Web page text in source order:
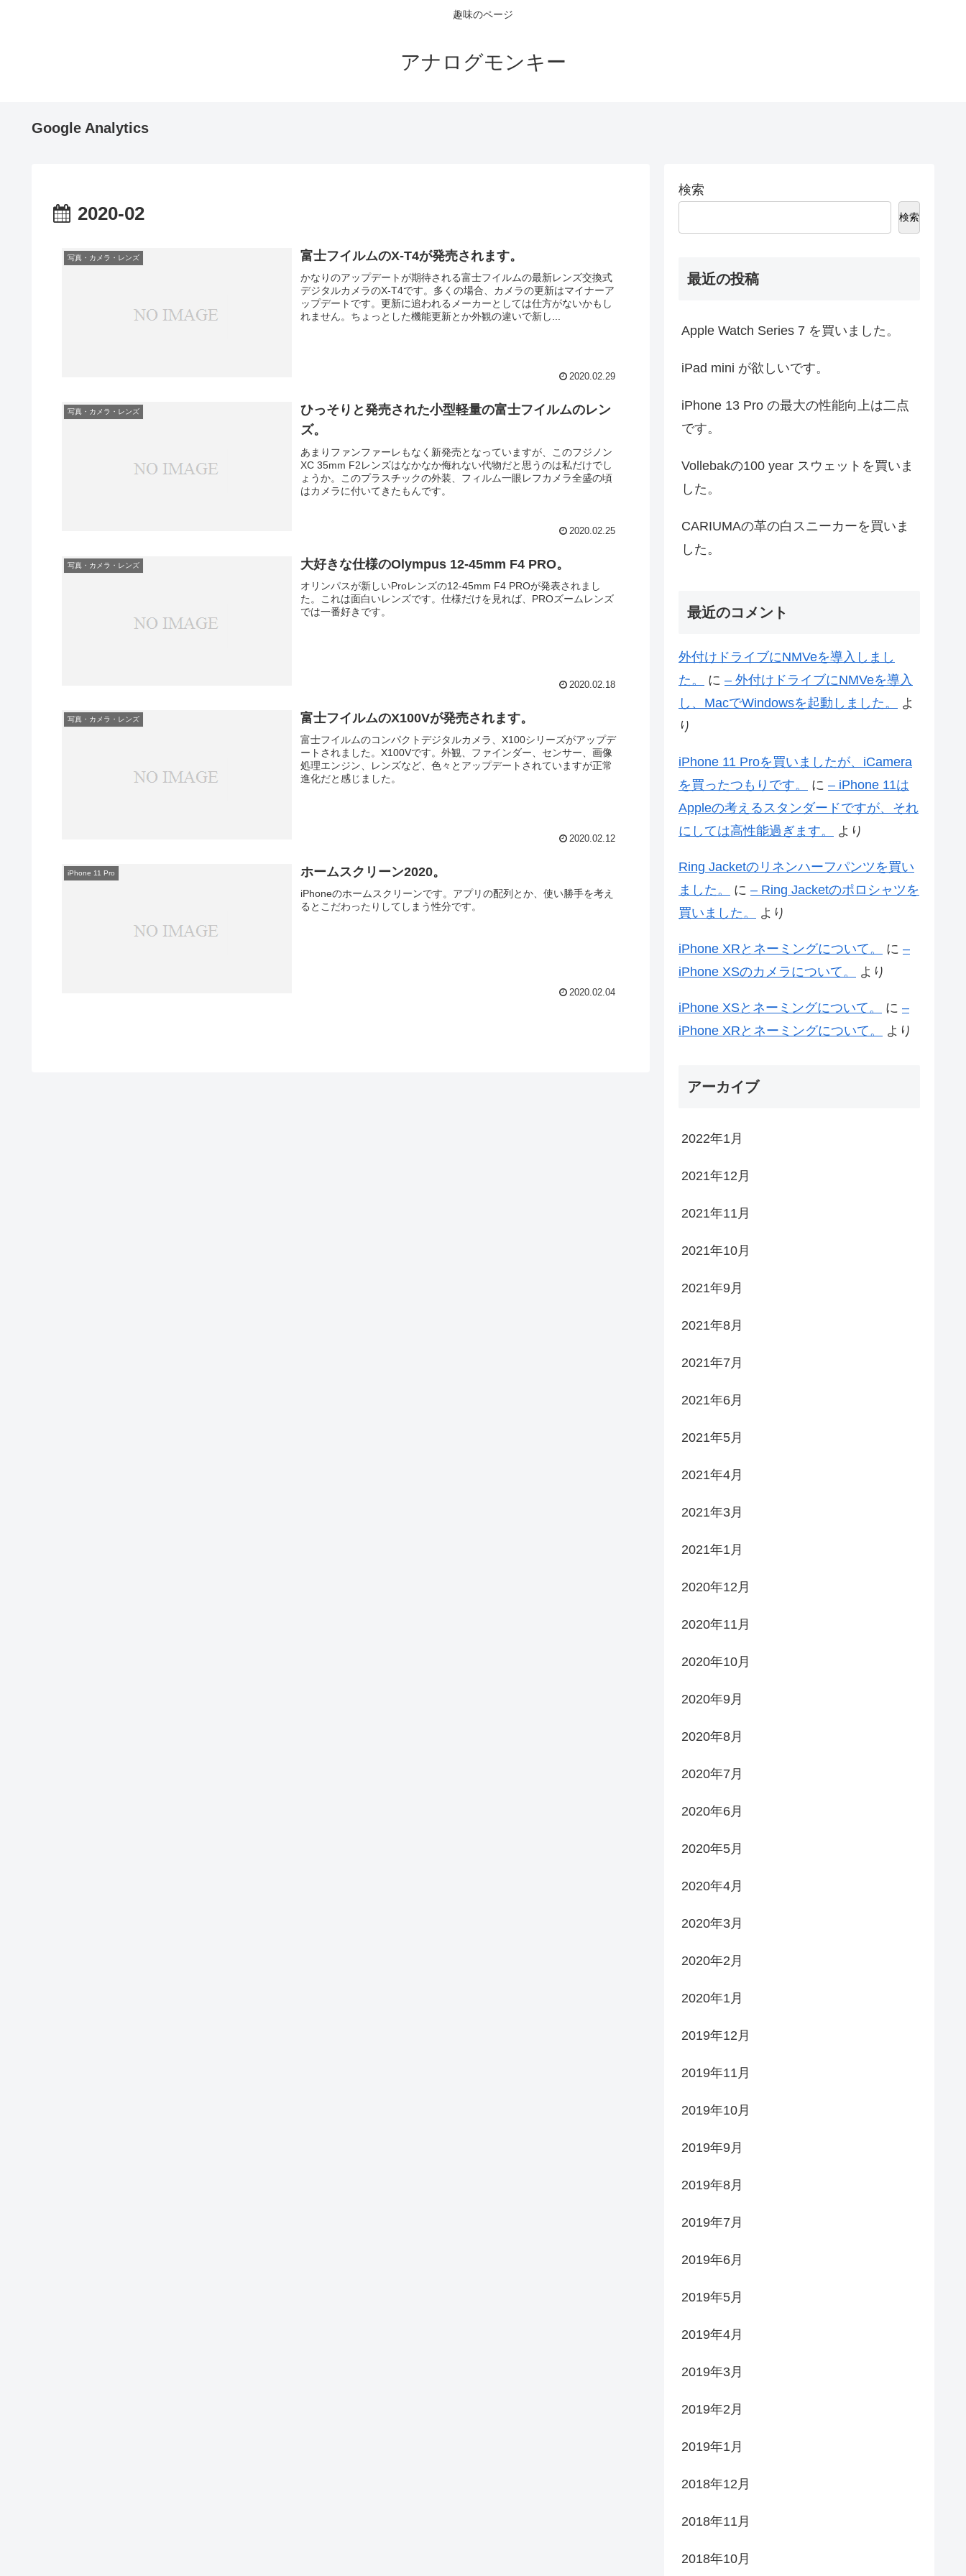
趣味のページ
アナログモンキー
Google Analytics
2020-02
写真・カメラ・レンズ 富士フイルムのX-T4が発売されます。
かなりのアップデートが期待される富士フイルムの最新レンズ交換式
デジタルカメラのX-T4です。多くの場合、カメラの更新はマイナーア
ップデートです。更新に追われるメーカーとしては仕方がないかもし
れません。ちょっとした機能更新とか外観の違いで新し...
2020.02.29
写真・カメラ・レンズ
ひっそりと発売された小型軽量の富士フイルムのレン
ズ。
あまりファンファーレもなく新発売となっていますが、このフジノン
XC 35mm F2レンズはなかなか侮れない代物だと思うのは私だけでし
ょうか。このプラスチックの外装、フィルム一眼レフカメラ全盛の頃
はカメラに付いてきたもんです。
2020.02.25
写真・カメラ・レンズ 大好きな仕様のOlympus 12-45mm F4 PRO。
オリンパスが新しいProレンズの12-45mm F4 PROが発表されまし
た。これは面白いレンズです。仕様だけを見れば、PROズームレンズ
では一番好きです。
2020.02.18
写真・カメラ・レンズ 富士フイルムのX100Vが発売されます。
富士フイルムのコンパクトデジタルカメラ、X100シリーズがアップデ
ートされました。X100Vです。外観、ファインダー、センサー、画像
処理エンジン、レンズなど、色々とアップデートされていますが正常
進化だと感じました。
2020.02.12
iPhone 11 Pro ホームスクリーン2020。
iPhoneのホームスクリーンです。アプリの配列とか、使い勝手を考え
るとこだわったりしてしまう性分です。
2020.02.04
検索
検索
最近の投稿
Apple Watch Series 7 を買いました。
iPad mini が欲しいです。
iPhone 13 Pro の最大の性能向上は二点
です。
Vollebakの100 year スウェットを買いま
した。
CARIUMAの革の白スニーカーを買いま
した。
最近のコメント
外付けドライブにNMVeを導入しまし
た。
に – 外付けドライブにNMVeを導入
し、MacでWindowsを起動しました。
よ
り
iPhone 11 Proを買いましたが、iCamera
を買ったつもりです。
に – iPhone 11は
Appleの考えるスタンダードですが、それ
にしては高性能過ぎます。
より
Ring Jacketのリネンハーフパンツを買い
ました。
に – Ring Jacketのポロシャツを
買いました。
より
iPhone XRとネーミングについて。 に –
iPhone XSのカメラについて。
より
iPhone XSとネーミングについて。 に –
iPhone XRとネーミングについて。
より
アーカイブ
2022年1月
2021年12月
2021年11月
2021年10月
2021年9月
2021年8月
2021年7月
2021年6月
2021年5月
2021年4月
2021年3月
2021年1月
2020年12月
2020年11月
2020年10月
2020年9月
2020年8月
2020年7月
2020年6月
2020年5月
2020年4月
2020年3月
2020年2月
2020年1月
2019年12月
2019年11月
2019年10月
2019年9月
2019年8月
2019年7月
2019年6月
2019年5月
2019年4月
2019年3月
2019年2月
2019年1月
2018年12月
2018年11月
2018年10月